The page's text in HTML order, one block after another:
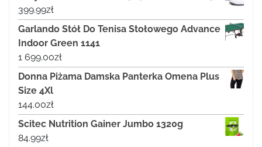
399.99zł
Garlando Stół Do Tenisa Stołowego Advance
Indoor Green 1141
1 699.00zł
Donna Piżama Damska Panterka Omena Plus
Size 4Xl
144.00zł
Scitec Nutrition Gainer Jumbo 1320g
84.99zł